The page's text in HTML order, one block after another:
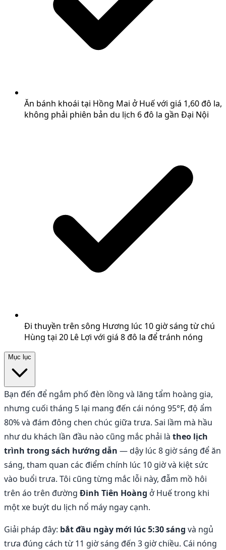
Ăn bánh khoái tại Hồng Mai ở Huế với giá 1,60 đô la,
không phải phiên bản du lịch 6 đô la gần Đại Nội
Đi thuyền trên sông Hương lúc 10 giờ sáng từ chú
Hùng tại 20 Lê Lợi với giá 8 đô la để tránh nóng
Mục lục
Bạn đến để ngắm phố đèn lồng và lăng tẩm hoàng gia,
nhưng cuối tháng 5 lại mang đến cái nóng 95°F, độ ẩm
80% và đám đông chen chúc giữa trưa. Sai lầm mà hầu
như du khách lần đầu nào cũng mắc phải là theo lịch
trình trong sách hướng dẫn — dậy lúc 8 giờ sáng để ăn
sáng, tham quan các điểm chính lúc 10 giờ và kiệt sức
vào buổi trưa. Tôi cũng từng mắc lỗi này, đẫm mồ hôi
trên áo trên đường Đinh Tiên Hoàng ở Huế trong khi
một xe buýt du lịch nổ máy ngay cạnh.
Giải pháp đây: bắt đầu ngày mới lúc 5:30 sáng và ngủ
trưa đúng cách từ 11 giờ sáng đến 3 giờ chiều. Cái nóng